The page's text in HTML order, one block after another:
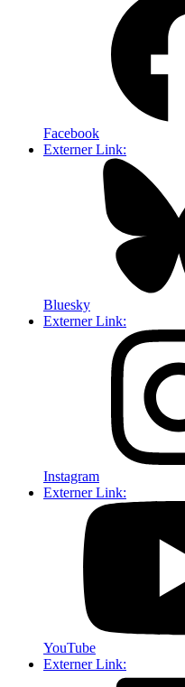
Facebook
Externer Link:
Bluesky
Externer Link:
Instagram
Externer Link:
YouTube
Externer Link: